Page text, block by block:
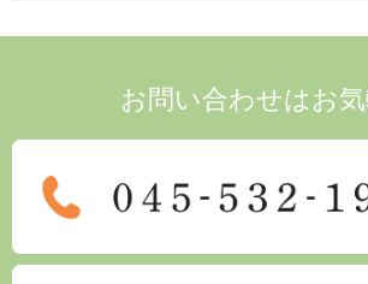
お問い合わせはお